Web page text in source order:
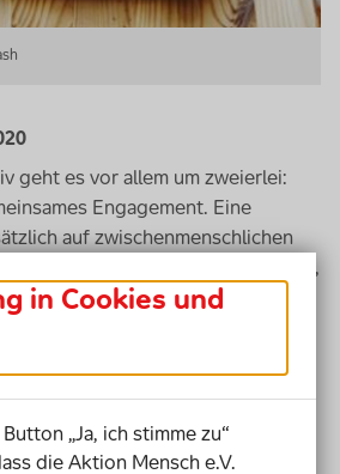
geht es vor allem um zweierlei:
Engagement. Eine
auf zwischenmenschlichen
Netzwerkarbeit ausgerichtet ist,
Distanz früher oder später auf
Fahrt eine volle Wendung zu
Erik Ortlieb, Koordinator in
als im März die ersten Corona-
In allen Kommunen wurden
in Cookies und
„Ja, ich stimme zu“
die Aktion Mensch e.V.